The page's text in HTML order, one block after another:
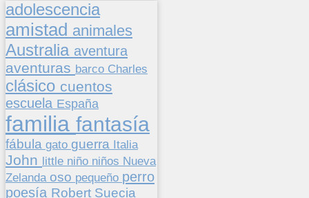
adolescencia
amistad animales
Australia aventura
aventuras barco Charles
clásico cuentos
escuela España
familia fantasía
fábula gato guerra Italia
John little niño niños Nueva
Zelanda oso pequeño perro
poesía Robert Suecia